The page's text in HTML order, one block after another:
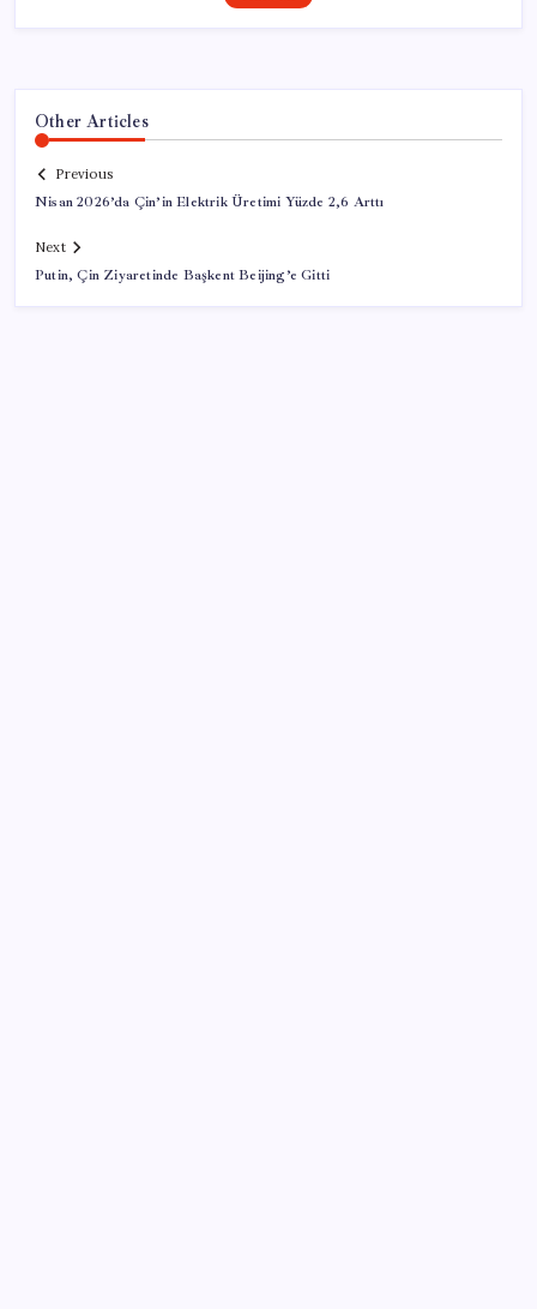
Other Articles
Previous
Nisan 2026’da Çin’in Elektrik Üretimi Yüzde 2,6 Arttı
Next
Putin, Çin Ziyaretinde Başkent Beijing’e Gitti